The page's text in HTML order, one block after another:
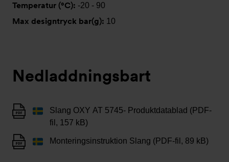
Temperatur (°C): -20 - 90
Max designtryck bar(g): 10
Nedladdningsbart
Slang OXY AT 5745- Produktdatablad (PDF-
fil, 157 kB)
Monteringsinstruktion Slang (PDF-fil, 89 kB)